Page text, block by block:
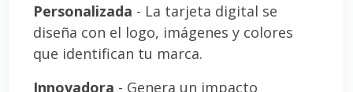
Personalizada - La tarjeta digital se
diseña con el logo, imágenes y colores
que identifican tu marca.
Innovadora - Genera un impacto